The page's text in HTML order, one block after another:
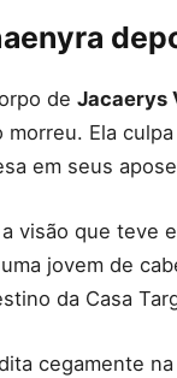
de Jacaerys
Ela
em seus
visão que teve
jovem de
da Casa
cegamente